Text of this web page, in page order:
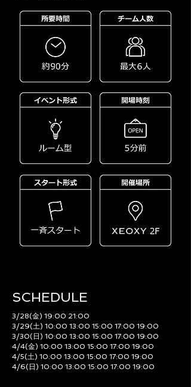
SCHEDULE​
3/28(金) 19:00 21:00
3/29(土) 10:00 13:00 15:00 17:00 19:00
3/30(日) 10:00 13:00 15:00 17:00 19:00
4/4(金) 10:00 13:00 15:00 17:00 19:00
4/5(土) 10:00 13:00 15:00 17:00 19:00
4/6(日) 10:00 13:00 15:00 17:00 19:00